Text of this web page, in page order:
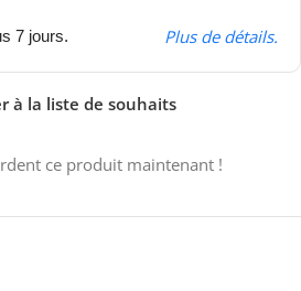
7 jours. Plus de détails.
à la liste de souhaits
ce produit maintenant !